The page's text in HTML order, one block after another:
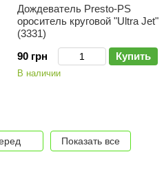
Дождеватель Presto-PS
ороситель круговой "Ultra Jet"
(3331)
90 грн
Купить
В наличии
Показать все